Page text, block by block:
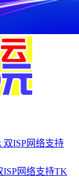
ISP网络支持TK